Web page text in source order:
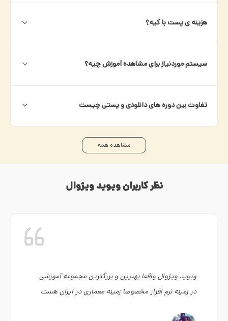
هزینه ی پست با کیه؟
سیستم موردنیاز برای مشاهده آموزش چیه؟
تفاوت بین دوره های دانلودی و پستی چیست
مشاهده همه
نظر کاربران ویوید ویژوال
ویوید ویژوال واقعا بهترین و بزرگترین مجموعه آموزشی
در زمینه نرم افزار مخصوصا زمینه معماری در ایران هست